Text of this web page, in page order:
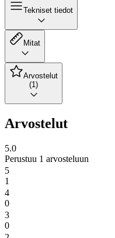
Tekniset tiedot
Mitat
Arvostelut
(1)
Arvostelut
5.0
Perustuu 1 arvosteluun
5
1
4
0
3
0